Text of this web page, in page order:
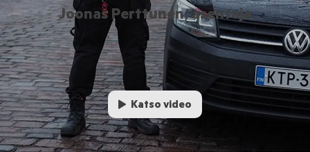
Joonas Perttunen, asentaja
Katso video